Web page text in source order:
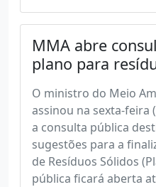
MMA abre
plano para
O ministro do Meio
assinou na sexta-
a consulta pública
sugestões para a
de Resíduos Sólidos
pública ficará aberta